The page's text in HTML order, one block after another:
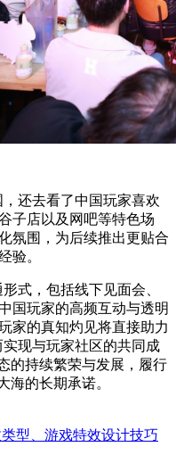
，还去看了中国玩家喜欢
子店以及网吧等特色场
氛围，为后续推出更贴合
验。
式，包括线下见面会、
国玩家的高频互动与透明
家的真知灼见将直接助力
现与玩家社区的共同成
的持续繁荣与发展，履行
海的长期承诺。